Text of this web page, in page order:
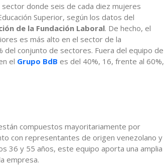
donde seis de cada diez mujeres
Superior, según los datos del
de la Fundación Laboral. De hecho, el
es más alto en el sector de la
del conjunto de sectores. Fuera del equipo de
el Grupo BdB es del 40%, 16, frente al 60%,
compuestos mayoritariamente por
con representantes de origen venezolano y
36 y 55 años, este equipo aporta una amplia
empresa.